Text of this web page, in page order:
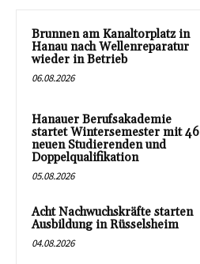
Brunnen am Kanaltorplatz in
Hanau nach Wellenreparatur
wieder in Betrieb
06.08.2026
Hanauer Berufsakademie
startet Wintersemester mit 46
neuen Studierenden und
Doppelqualifikation
05.08.2026
Acht Nachwuchskräfte starten
Ausbildung in Rüsselsheim
04.08.2026